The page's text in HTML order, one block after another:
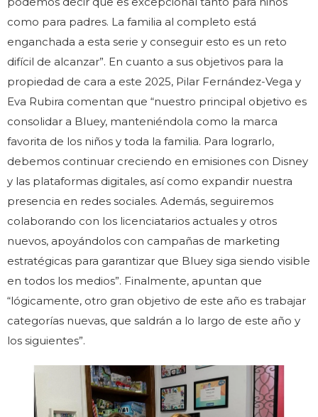
como para padres. La familia al completo está
enganchada a esta serie y conseguir esto es un reto
difícil de alcanzar”. En cuanto a sus objetivos para la
propiedad de cara a este 2025, Pilar Fernández-Vega y
Eva Rubira comentan que “nuestro principal objetivo es
consolidar a Bluey, manteniéndola como la marca
favorita de los niños y toda la familia. Para lograrlo,
debemos continuar creciendo en emisiones con Disney
y las plataformas digitales, así como expandir nuestra
presencia en redes sociales. Además, seguiremos
colaborando con los licenciatarios actuales y otros
nuevos, apoyándolos con campañas de marketing
estratégicas para garantizar que Bluey siga siendo visible
en todos los medios”. Finalmente, apuntan que
“lógicamente, otro gran objetivo de este año es trabajar
categorías nuevas, que saldrán a lo largo de este año y
los siguientes”.